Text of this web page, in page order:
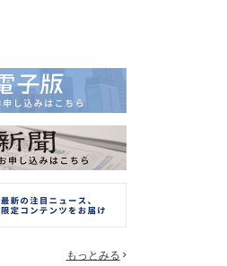
もっとみる